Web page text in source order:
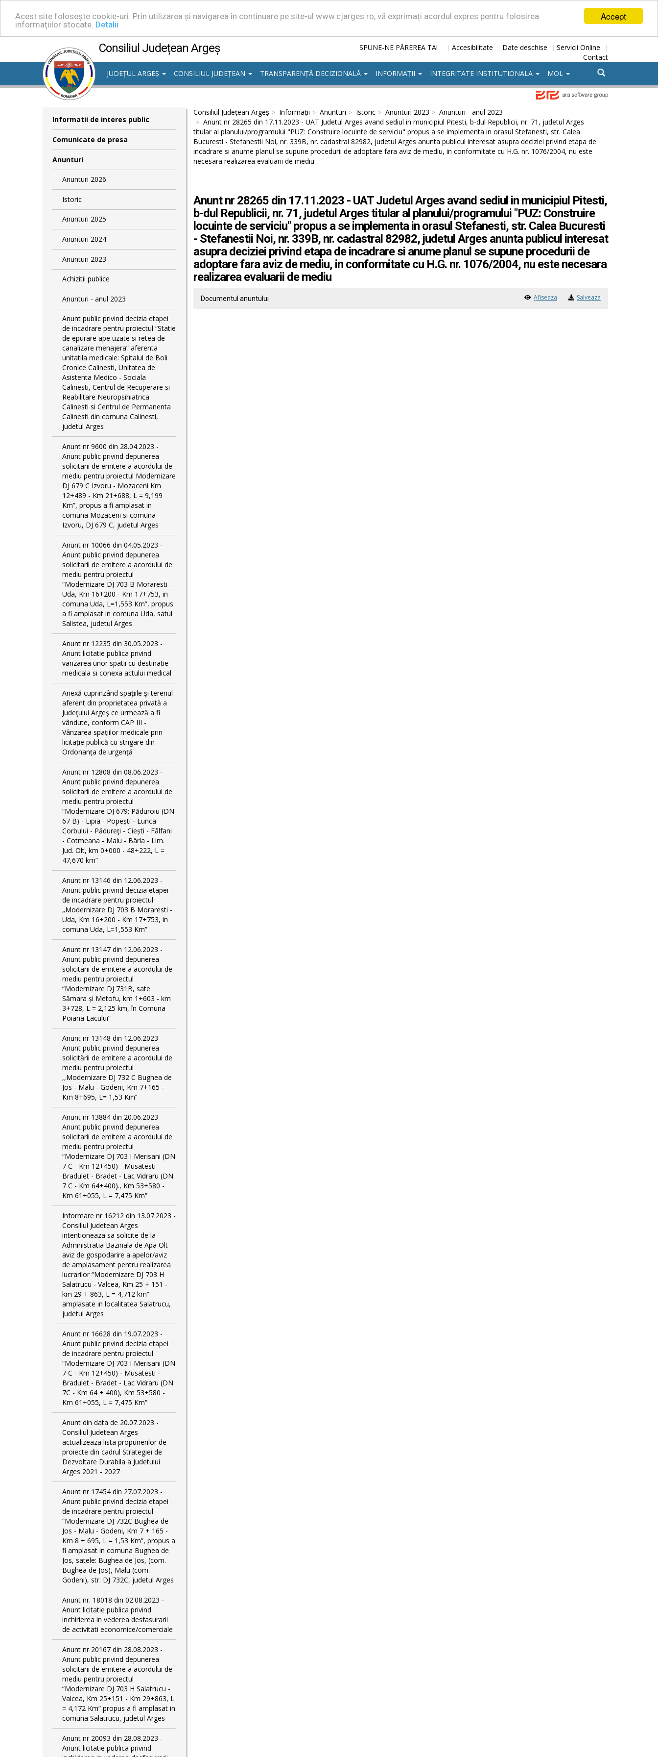
Accept
Acest site folosește cookie-uri. Prin utilizarea și navigarea în continuare pe site-ul www.cjarges.ro, vă exprimați acordul expres pentru folosirea
informațiilor stocate. Detalii
Consiliul Județean Argeș SPUNE-NE PĂREREA TA! | Accesibilitate | Date deschise | Servicii Online |
Contact
JUDEȚUL ARGEȘ
CONSILIUL JUDEȚEAN TRANSPARENȚĂ DECIZIONALĂ INFORMAȚII INTEGRITATE INSTITUTIONALA MOL
Informatii de interes public
Comunicate de presa
Anunturi
Anunturi 2026
Istoric
Anunturi 2025
Anunturi 2024
Anunturi 2023
Achizitii publice
Anunturi - anul 2023
Anunt public privind decizia etapei
de incadrare pentru proiectul “Statie
de epurare ape uzate si retea de
canalizare menajera” aferenta
unitatila medicale: Spitalul de Boli
Cronice Calinesti, Unitatea de
Asistenta Medico - Sociala
Calinesti, Centrul de Recuperare si
Reabilitare Neuropsihiatrica
Calinesti si Centrul de Permanenta
Calinesti din comuna Calinesti,
judetul Arges
Anunt nr 9600 din 28.04.2023 -
Anunt public privind depunerea
solicitarii de emitere a acordului de
mediu pentru proiectul Modernizare
DJ 679 C Izvoru - Mozaceni Km
12+489 - Km 21+688, L = 9,199
Km”, propus a fi amplasat in
comuna Mozaceni si comuna
Izvoru, DJ 679 C, judetul Arges
Anunt nr 10066 din 04.05.2023 -
Anunt public privind depunerea
solicitarii de emitere a acordului de
mediu pentru proiectul
“Modernizare DJ 703 B Moraresti -
Uda, Km 16+200 - Km 17+753, in
comuna Uda, L=1,553 Km”, propus
a fi amplasat in comuna Uda, satul
Salistea, judetul Arges
Anunt nr 12235 din 30.05.2023 -
Anunt licitatie publica privind
vanzarea unor spatii cu destinatie
medicala si conexa actului medical
Anexă cuprinzând spaţiile şi terenul
aferent din proprietatea privată a
Judeţului Argeş ce urmează a fi
vândute, conform CAP III -
Vânzarea spațiilor medicale prin
licitație publică cu strigare din
Ordonanța de urgență
Anunt nr 12808 din 08.06.2023 -
Anunt public privind depunerea
solicitarii de emitere a acordului de
mediu pentru proiectul
“Modernizare DJ 679: Păduroiu (DN
67 B) - Lipia - Popești - Lunca
Corbului - Pădureţi - Ciești - Fâlfani
- Cotmeana - Malu - Bârla - Lim.
Jud. Olt, km 0+000 - 48+222, L =
47,670 km”
Anunt nr 13146 din 12.06.2023 -
Anunt public privind decizia etapei
de incadrare pentru proiectul
„Modernizare DJ 703 B Moraresti -
Uda, Km 16+200 - Km 17+753, in
comuna Uda, L=1,553 Km”
Anunt nr 13147 din 12.06.2023 -
Anunt public privind depunerea
solicitarii de emitere a acordului de
mediu pentru proiectul
“Modernizare DJ 731B, sate
Sămara și Metofu, km 1+603 - km
3+728, L = 2,125 km, în Comuna
Poiana Lacului”
Anunt nr 13148 din 12.06.2023 -
Anunt public privind depunerea
solicitării de emitere a acordului de
mediu pentru proiectul
,,Modernizare DJ 732 C Bughea de
Jos - Malu - Godeni, Km 7+165 -
Km 8+695, L= 1,53 Km’’
Anunt nr 13884 din 20.06.2023 -
Anunt public privind depunerea
solicitarii de emitere a acordului de
mediu pentru proiectul
“Modernizare DJ 703 I Merisani (DN
7 C - Km 12+450) - Musatesti -
Bradulet - Bradet - Lac Vidraru (DN
7 C - Km 64+400)., Km 53+580 -
Km 61+055, L = 7,475 Km”
Informare nr 16212 din 13.07.2023 -
Consiliul Judetean Arges
intentioneaza sa solicite de la
Administratia Bazinala de Apa Olt
aviz de gospodarire a apelor/aviz
de amplasament pentru realizarea
lucrarilor “Modernizare DJ 703 H
Salatrucu - Valcea, Km 25 + 151 -
km 29 + 863, L = 4,712 km”
amplasate in localitatea Salatrucu,
judetul Arges
Anunt nr 16628 din 19.07.2023 -
Anunt public privind decizia etapei
de incadrare pentru proiectul
“Modernizare DJ 703 I Merisani (DN
7 C - Km 12+450) - Musatesti -
Bradulet - Bradet - Lac Vidraru (DN
7C - Km 64 + 400), Km 53+580 -
Km 61+055, L = 7,475 Km”
Anunt din data de 20.07.2023 -
Consiliul Judetean Arges
actualizeaza lista propunerilor de
proiecte din cadrul Strategiei de
Dezvoltare Durabila a Judetului
Arges 2021 - 2027
Anunt nr 17454 din 27.07.2023 -
Anunt public privind decizia etapei
de incadrare pentru proiectul
“Modernizare DJ 732C Bughea de
Jos - Malu - Godeni, Km 7 + 165 -
Km 8 + 695, L = 1,53 Km”, propus a
fi amplasat in comuna Bughea de
Jos, satele: Bughea de Jos, (com.
Bughea de Jos), Malu (com.
Godeni), str. DJ 732C, judetul Arges
Anunt nr. 18018 din 02.08.2023 -
Anunt licitatie publica privind
inchirierea in vederea desfasurarii
de activitati economice/comerciale
Anunt nr 20167 din 28.08.2023 -
Anunt public privind depunerea
solicitarii de emitere a acordului de
mediu pentru proiectul
“Modernizare DJ 703 H Salatrucu -
Valcea, Km 25+151 - Km 29+863, L
= 4,172 Km” propus a fi amplasat in
comuna Salatrucu, judetul Arges
Anunt nr 20093 din 28.08.2023 -
Anunt licitatie publica privind
Consiliul Județean Argeș Informații Anunturi Istoric Anunturi 2023
Anunturi - anul 2023
Anunt nr 28265 din 17.11.2023 - UAT Judetul Arges avand sediul in municipiul Pitesti, b-dul Republicii, nr. 71, judetul Arges
titular al planului/programului "PUZ: Construire locuinte de serviciu" propus a se implementa in orasul Stefanesti, str. Calea
Bucuresti - Stefanestii Noi, nr. 339B, nr. cadastral 82982, judetul Arges anunta publicul interesat asupra deciziei privind etapa de
incadrare si anume planul se supune procedurii de adoptare fara aviz de mediu, in conformitate cu H.G. nr. 1076/2004, nu este
necesara realizarea evaluarii de mediu
Anunt nr 28265 din 17.11.2023 - UAT Judetul Arges avand sediul in municipiul Pitesti,
b-dul Republicii, nr. 71, judetul Arges titular al planului/programului "PUZ: Construire
locuinte de serviciu" propus a se implementa in orasul Stefanesti, str. Calea Bucuresti
- Stefanestii Noi, nr. 339B, nr. cadastral 82982, judetul Arges anunta publicul interesat
asupra deciziei privind etapa de incadrare si anume planul se supune procedurii de
adoptare fara aviz de mediu, in conformitate cu H.G. nr. 1076/2004, nu este necesara
realizarea evaluarii de mediu
Documentul anuntului Afiseaza Salveaza